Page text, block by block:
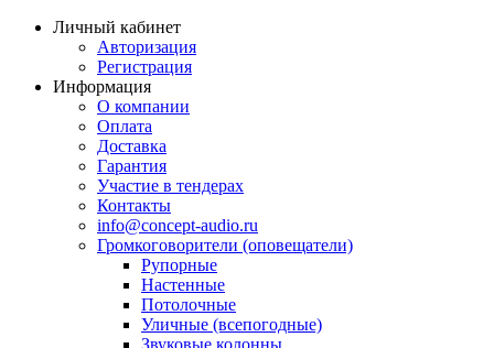
Личный кабинет
Авторизация
Регистрация
Информация
О компании
Оплата
Доставка
Гарантия
Участие в тендерах
Контакты
info@concept-audio.ru
Громкоговорители (оповещатели)
Рупорные
Настенные
Потолочные
Уличные (всепогодные)
Звуковые колонны